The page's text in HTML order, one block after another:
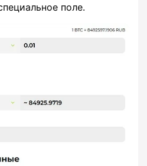
поле.